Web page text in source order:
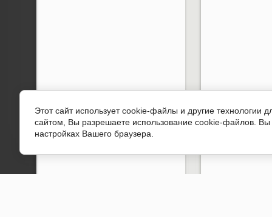
Этот сайт использует cookie-файлы и другие технологии
сайтом, Вы разрешаете использование cookie-файлов.
настройках Вашего браузера.